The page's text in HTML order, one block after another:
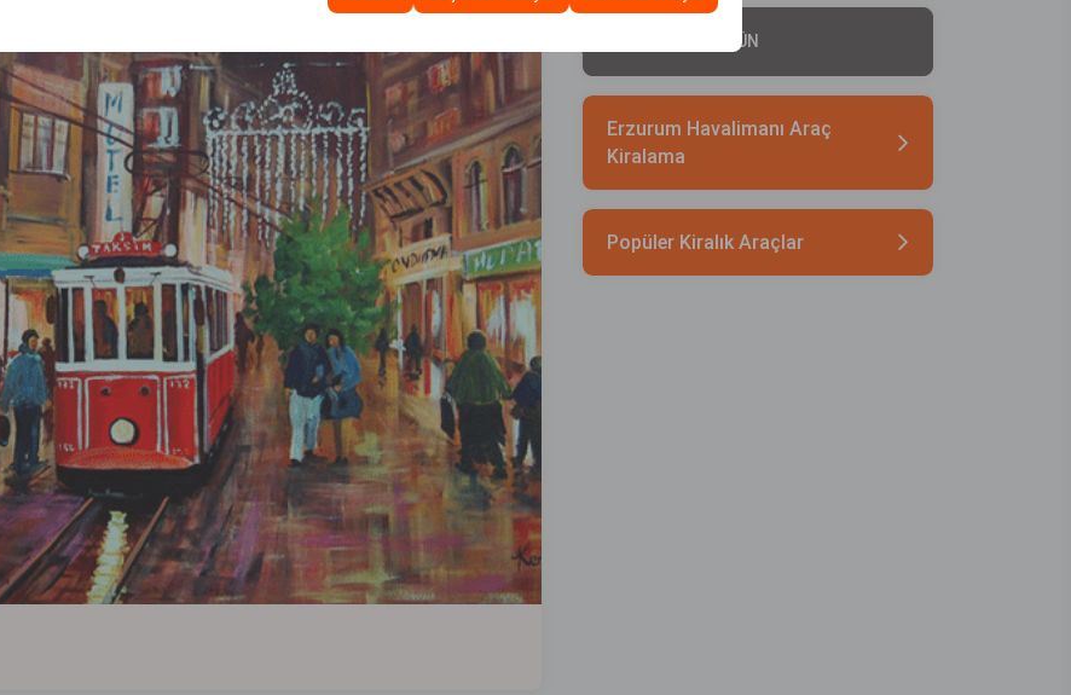
TAKSİM'DE BİR GÜN
Erzurum Havalimanı Araç
Kiralama
Popüler Kiralık Araçlar